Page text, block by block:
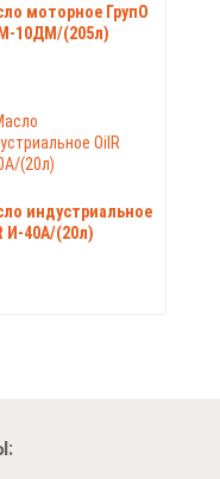
моторное ГрупО
10ДМ/(205л)
индустриальное
И-40А/(20л)